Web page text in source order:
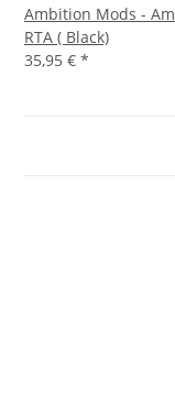
Ambition Mods -
RTA ( Black)
35,95 € *